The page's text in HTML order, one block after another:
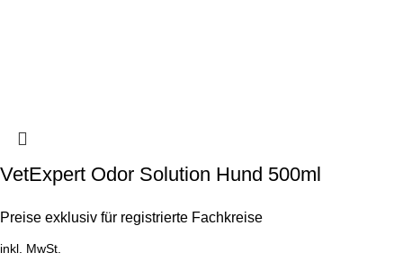
VetExpert Odor Solution Hund 500ml
Preise exklusiv für registrierte Fachkreise
inkl. MwSt.